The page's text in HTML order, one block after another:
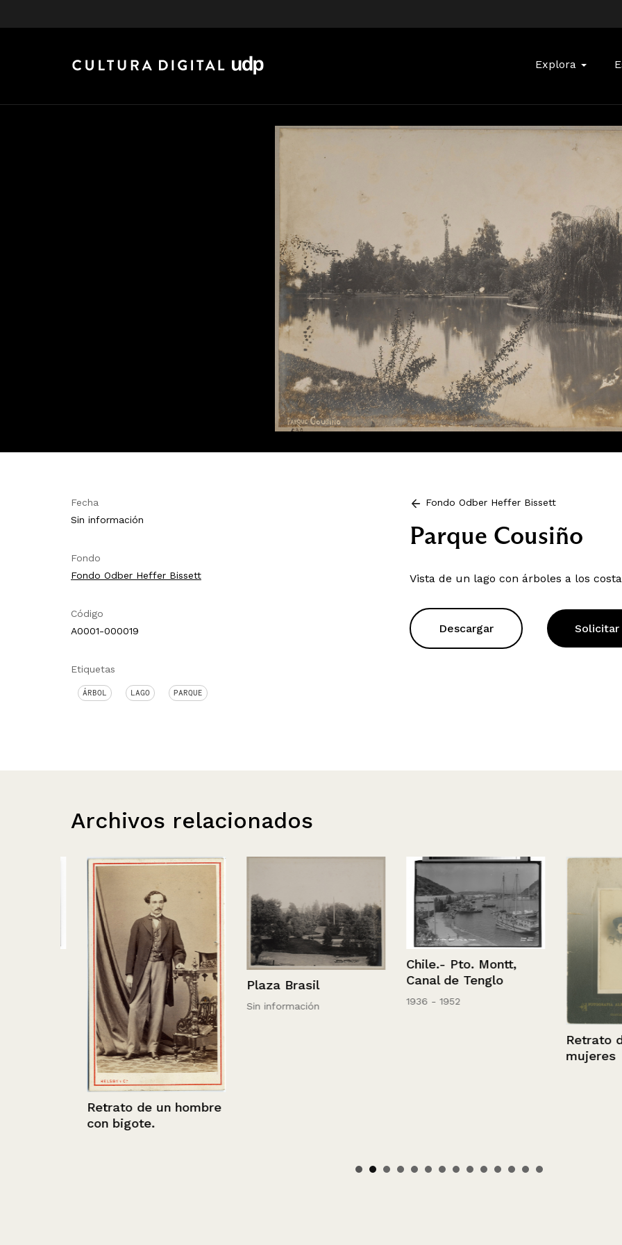
Explora
Fecha
Sin información
Fondo
Fondo Odber Heffer Bissett
Código
A0001-000019
Etiquetas
ÁRBOL LAGO PARQUE
Fondo Odber Heffer Bissett
Parque Cousiño
Vista de un lago con árboles a los
Descargar Solicitar
Archivos relacionados
Retrato de un hombre
con bigote.
Plaza Brasil
Sin información
Chile.- Pto. Montt,
Canal de Tenglo
1936 - 1952
Retrato de
mujeres